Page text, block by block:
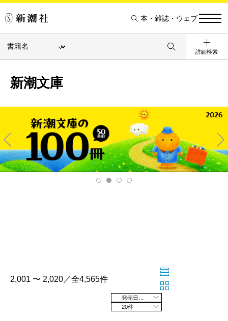
本・雑誌・ウェブ
詳細検索
新潮文庫
Pre
v
Ne
xt
2,001 〜 2,020／全4,565件
20件